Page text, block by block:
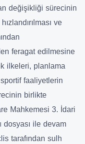
değişikliği sürecinin
ve
feragat edilmesine
ilkeleri, planlama
sportif faaliyetlerin
birlikte
Mahkemesi 3. İdari
dosyası ile devam
tarafından sulh